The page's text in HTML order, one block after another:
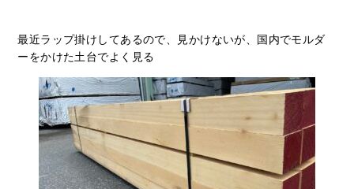
最近ラップ掛けしてあるので、見かけないが、国内でモルダ
ーをかけた土台でよく見る